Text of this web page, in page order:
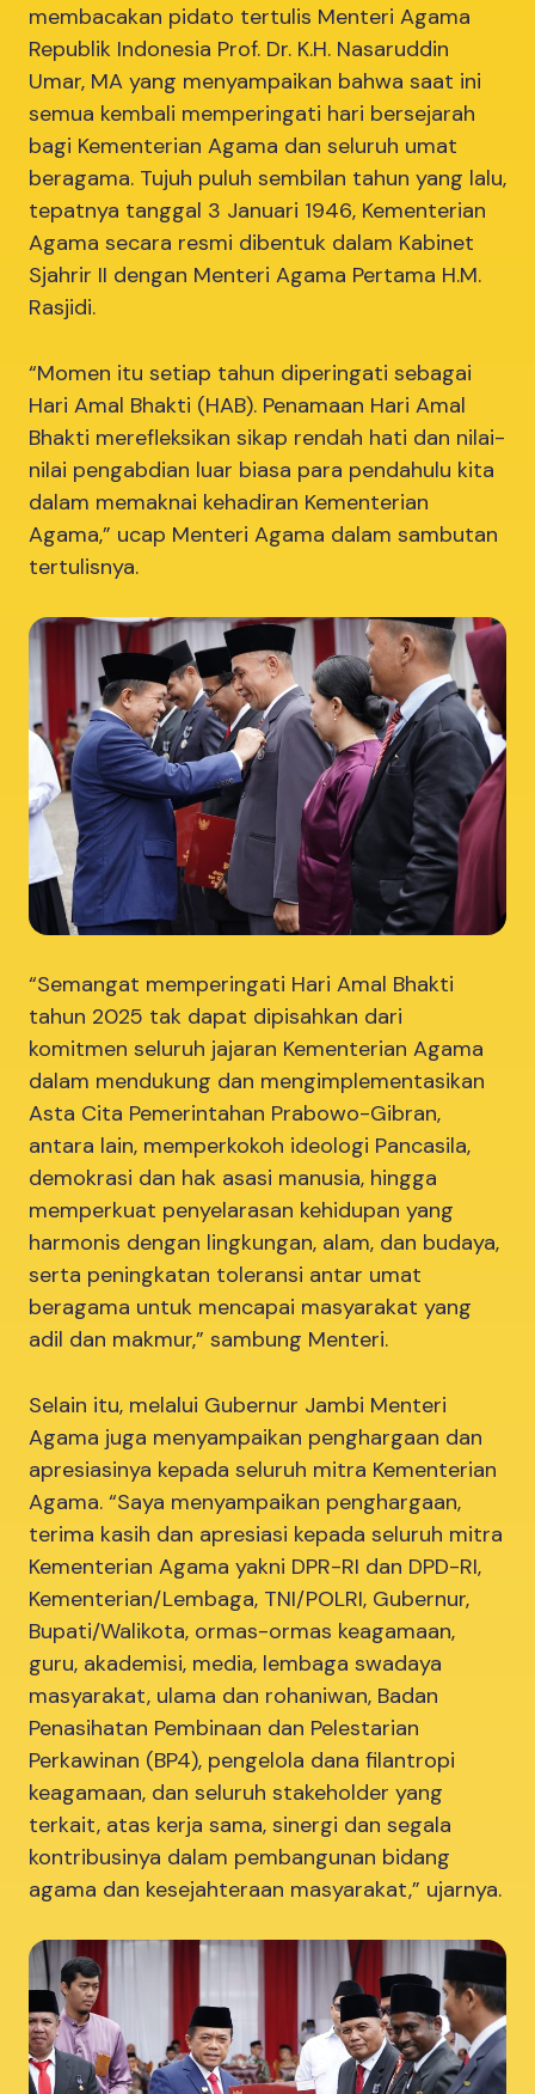
membacakan pidato tertulis Menteri Agama
Republik Indonesia Prof. Dr. K.H. Nasaruddin
Umar, MA yang menyampaikan bahwa saat ini
semua kembali memperingati hari bersejarah
bagi Kementerian Agama dan seluruh umat
beragama. Tujuh puluh sembilan tahun yang lalu,
tepatnya tanggal 3 Januari 1946, Kementerian
Agama secara resmi dibentuk dalam Kabinet
Sjahrir II dengan Menteri Agama Pertama H.M.
Rasjidi.
“Momen itu setiap tahun diperingati sebagai
Hari Amal Bhakti (HAB). Penamaan Hari Amal
Bhakti merefleksikan sikap rendah hati dan nilai-
nilai pengabdian luar biasa para pendahulu kita
dalam memaknai kehadiran Kementerian
Agama,” ucap Menteri Agama dalam sambutan
tertulisnya.
“Semangat memperingati Hari Amal Bhakti
tahun 2025 tak dapat dipisahkan dari
komitmen seluruh jajaran Kementerian Agama
dalam mendukung dan mengimplementasikan
Asta Cita Pemerintahan Prabowo-Gibran,
antara lain, memperkokoh ideologi Pancasila,
demokrasi dan hak asasi manusia, hingga
memperkuat penyelarasan kehidupan yang
harmonis dengan lingkungan, alam, dan budaya,
serta peningkatan toleransi antar umat
beragama untuk mencapai masyarakat yang
adil dan makmur,” sambung Menteri.
Selain itu, melalui Gubernur Jambi Menteri
Agama juga menyampaikan penghargaan dan
apresiasinya kepada seluruh mitra Kementerian
Agama. “Saya menyampaikan penghargaan,
terima kasih dan apresiasi kepada seluruh mitra
Kementerian Agama yakni DPR-RI dan DPD-RI,
Kementerian/Lembaga, TNI/POLRI, Gubernur,
Bupati/Walikota, ormas-ormas keagamaan,
guru, akademisi, media, lembaga swadaya
masyarakat, ulama dan rohaniwan, Badan
Penasihatan Pembinaan dan Pelestarian
Perkawinan (BP4), pengelola dana filantropi
keagamaan, dan seluruh stakeholder yang
terkait, atas kerja sama, sinergi dan segala
kontribusinya dalam pembangunan bidang
agama dan kesejahteraan masyarakat,” ujarnya.